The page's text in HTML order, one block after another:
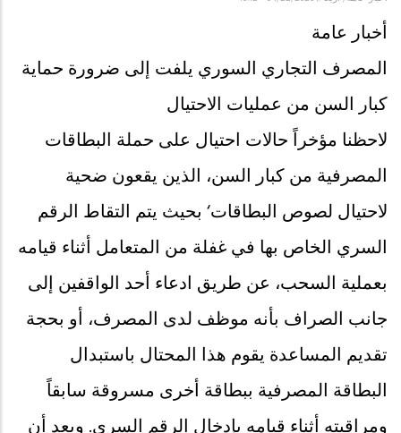
أخبار عامة
المصرف التجاري السوري يلفت إلى ضرورة حماية
كبار السن من عمليات الاحتيال
لاحظنا مؤخراً حالات احتيال على حملة البطاقات
المصرفية من كبار السن، الذين يقعون ضحية
لاحتيال لصوص البطاقات‘ بحيث يتم التقاط الرقم
السري الخاص بها في غفلة من المتعامل أثناء قيامه
بعملية السحب، عن طريق ادعاء أحد الواقفين إلى
جانب الصراف بأنه موظف لدى المصرف، أو بحجة
تقديم المساعدة يقوم هذا المحتال باستبدال
البطاقة المصرفية ببطاقة أخرى مسروقة سابقاً